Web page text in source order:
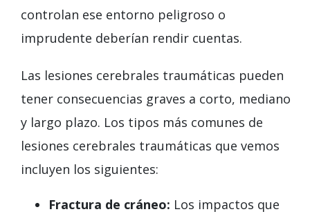
controlan ese entorno peligroso o
imprudente deberían rendir cuentas.
Las lesiones cerebrales traumáticas pueden
tener consecuencias graves a corto, mediano
y largo plazo. Los tipos más comunes de
lesiones cerebrales traumáticas que vemos
incluyen los siguientes:
Fractura de cráneo: Los impactos que